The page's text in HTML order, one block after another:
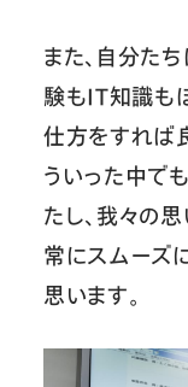
また、自分た
験もIT知識も
仕方をすれば
ういった中で
たし、我々の
常にスムーズ
思います。